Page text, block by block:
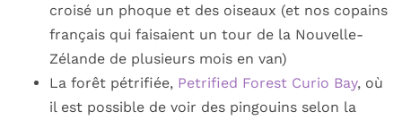
croisé un phoque et des oiseaux (et nos copains
français qui faisaient un tour de la Nouvelle-
Zélande de plusieurs mois en van)
La forêt pétrifiée, Petrified Forest Curio Bay, où
il est possible de voir des pingouins selon la